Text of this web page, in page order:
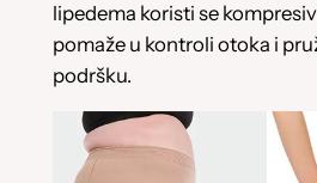
lipedema koristi se
pomaže u kontroli otoka i
podršku.